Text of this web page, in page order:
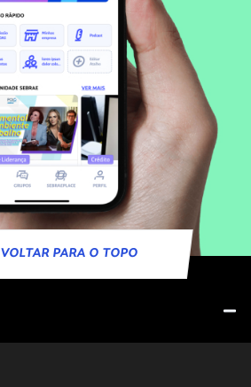
VOLTAR PARA O TOPO